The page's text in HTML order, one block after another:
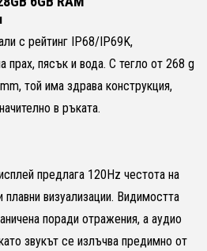
с рейтинг IP68/IP69K,
прах, пясък и вода. С тегло от 268 g
той има здрава конструкция,
в ръката.
предлага 120Hz честота на
плавни визуализации. Видимостта
поради отражения, а аудио
звукът се излъчва предимно от